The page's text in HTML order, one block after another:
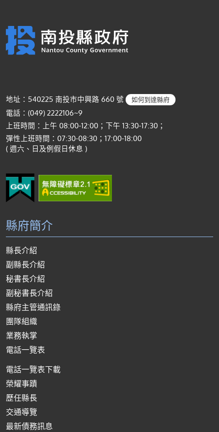
地址：540225 南投市中興路 660 號 如何到達縣府
電話：(049) 2222106~9
上班時間：上午 08:00-12:00；下午 13:30-17:30；
彈性上班時間：07:30-08:30；17:00-18:00
( 週六、日及例假日休息 )
縣府簡介
縣長介紹
副縣長介紹
秘書長介紹
副秘書長介紹
縣府主管通訊錄
團隊組織
業務執掌
電話一覽表
電話一覽表下載
榮耀事蹟
歷任縣長
交通導覽
最新債務訊息